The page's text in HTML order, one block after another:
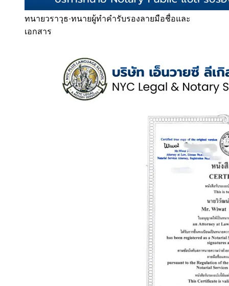
ทนายวราวุธ·ทนายผู้ทำคำรับรองลายมือชื่อและ
เอกสาร